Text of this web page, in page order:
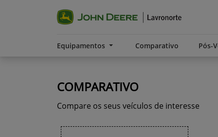
Equipamentos Comparativo Pós-
COMPARATIVO
Compare os seus veículos de interesse